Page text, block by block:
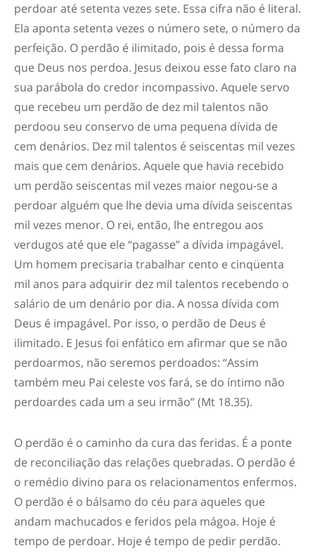
perdoar até setenta vezes sete. Essa cifra não é literal.
Ela aponta setenta vezes o número sete, o número da
perfeição. O perdão é ilimitado, pois é dessa forma
que Deus nos perdoa. Jesus deixou esse fato claro na
sua parábola do credor incompassivo. Aquele servo
que recebeu um perdão de dez mil talentos não
perdoou seu conservo de uma pequena dívida de
cem denários. Dez mil talentos é seiscentas mil vezes
mais que cem denários. Aquele que havia recebido
um perdão seiscentas mil vezes maior negou-se a
perdoar alguém que lhe devia uma dívida seiscentas
mil vezes menor. O rei, então, lhe entregou aos
verdugos até que ele “pagasse” a dívida impagável.
Um homem precisaria trabalhar cento e cinqüenta
mil anos para adquirir dez mil talentos recebendo o
salário de um denário por dia. A nossa dívida com
Deus é impagável. Por isso, o perdão de Deus é
ilimitado. E Jesus foi enfático em afirmar que se não
perdoarmos, não seremos perdoados: “Assim
também meu Pai celeste vos fará, se do íntimo não
perdoardes cada um a seu irmão” (Mt 18.35).
O perdão é o caminho da cura das feridas. É a ponte
de reconciliação das relações quebradas. O perdão é
o remédio divino para os relacionamentos enfermos.
O perdão é o bálsamo do céu para aqueles que
andam machucados e feridos pela mágoa. Hoje é
tempo de perdoar. Hoje é tempo de pedir perdão.